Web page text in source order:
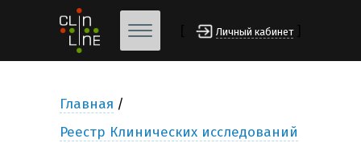
Личный кабинет
Главная
Реестр Клинических исследований